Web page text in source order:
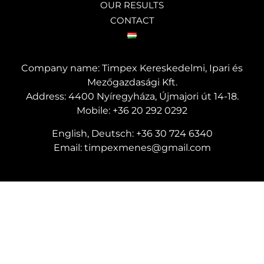
OUR RESULTS
CONTACT
Company name: Timpex Kereskedelmi, Ipari és
Mezőgazdasági Kft.
Address: 4400 Nyíregyháza, Újmajori út 14-18.
Mobile: +36 20 292 0292
English, Deutsch: +36 30 724 6340
Email: timpexmenes@gmail.com